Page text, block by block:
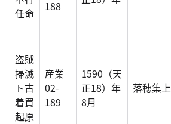
任命
188
盗賊
掃滅
ト古
着買
起原
産業
02-
189
1590（天
正18）年
8月
落穂集